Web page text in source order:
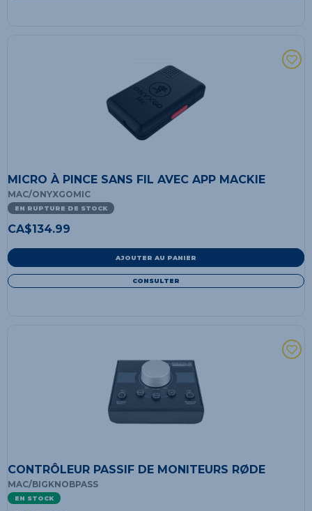
MICRO À PINCE SANS FIL AVEC APP MACKIE
MAC/ONYXGOMIC
EN RUPTURE DE STOCK
CA$134.99
AJOUTER AU PANIER
CONSULTER
CONTRÔLEUR PASSIF DE MONITEURS RØDE
MAC/BIGKNOBPASS
EN STOCK